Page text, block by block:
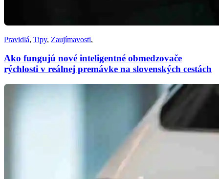
Pravidlá, Tipy, Zaujímavosti,
Ako fungujú nové inteligentné obmedzovače
rýchlosti v reálnej premávke na slovenských cestách